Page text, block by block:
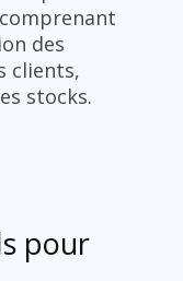
des
clients,
stocks.
pour